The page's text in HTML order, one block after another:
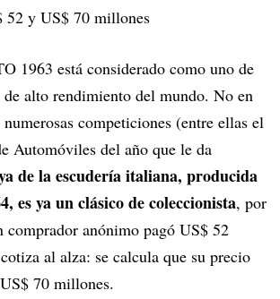
52 y US$ 70 millones
1963 está considerado como uno de
de alto rendimiento del mundo. No en
competiciones (entre ellas el
Automóviles del año que le da
de la escudería italiana, producida
es ya un clásico de coleccionista, por
comprador anónimo pagó US$ 52
al alza: se calcula que su precio
70 millones.